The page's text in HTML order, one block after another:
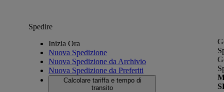
Spedire
Inizia Ora
Nuova Spedizione
Nuova Spedizione da Archivio
Nuova Spedizione da Preferiti
Calcolare tariffa e tempo di
transito